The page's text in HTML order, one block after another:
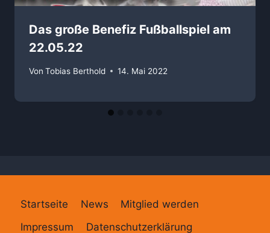
Das große Benefiz Fußballspiel am
22.05.22
Von Tobias Berthold 14. Mai 2022
Startseite News
Mitglied werden
Impressum
Datenschutzerklärung